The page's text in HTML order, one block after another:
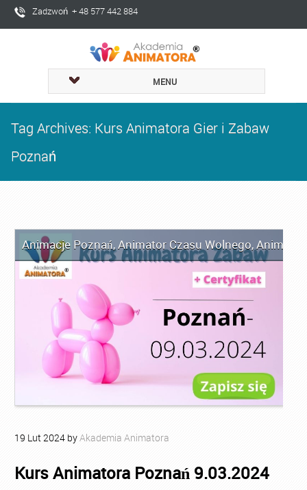
Zadzwoń + 48 577 442 884
MENU
Tag Archives: Kurs Animatora Gier i Zabaw
Poznań
Animacje Poznań,Animator Czasu Wolnego,
19 Lut2024 byAkademia Animatora
Kurs Animatora Poznań 9.03.2024